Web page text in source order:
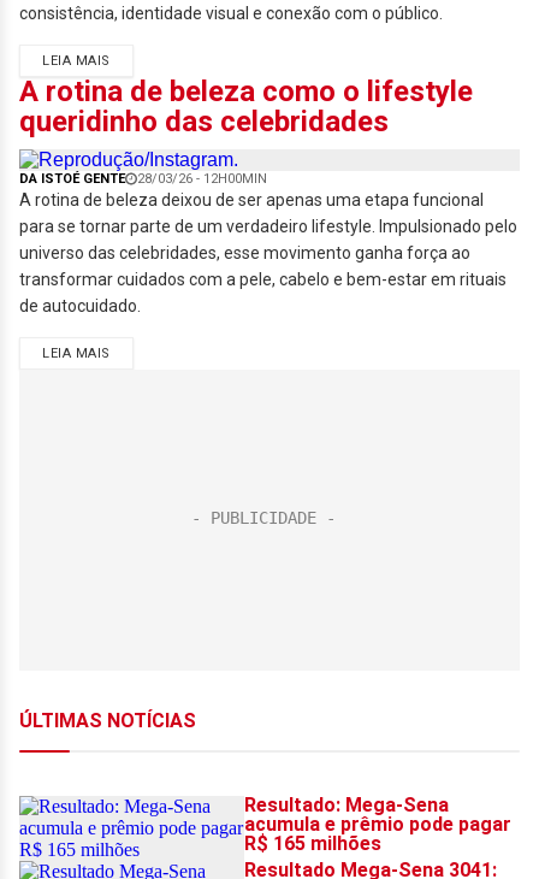
consistência, identidade visual e conexão com o público.
LEIA MAIS
A rotina de beleza como o lifestyle
queridinho das celebridades
DA ISTOÉ GENTE 28/03/26 - 12H00MIN
A rotina de beleza deixou de ser apenas uma etapa funcional
para se tornar parte de um verdadeiro lifestyle. Impulsionado pelo
universo das celebridades, esse movimento ganha força ao
transformar cuidados com a pele, cabelo e bem-estar em rituais
de autocuidado.
LEIA MAIS